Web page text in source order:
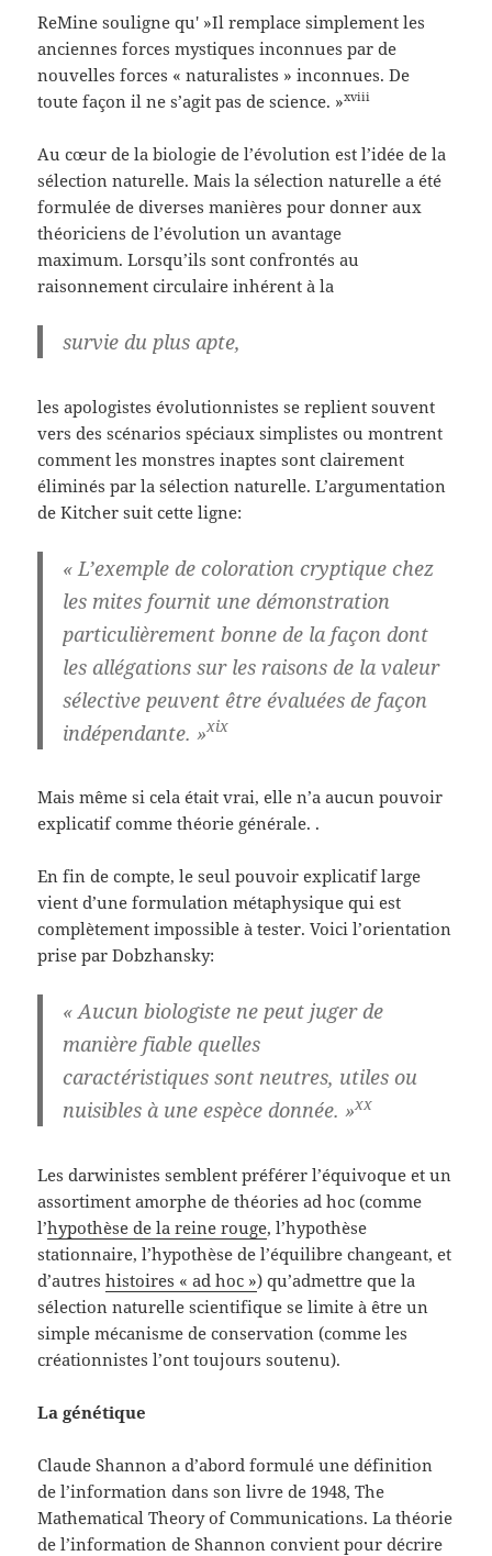
ReMine souligne qu' »Il remplace simplement les
anciennes forces mystiques inconnues par de
nouvelles forces « naturalistes » inconnues. De
toute façon il ne s’agit pas de science. »xviii
Au cœur de la biologie de l’évolution est l’idée de la
sélection naturelle. Mais la sélection naturelle a été
formulée de diverses manières pour donner aux
théoriciens de l’évolution un avantage
maximum. Lorsqu’ils sont confrontés au
raisonnement circulaire inhérent à la
survie du plus apte,
les apologistes évolutionnistes se replient souvent
vers des scénarios spéciaux simplistes ou montrent
comment les monstres inaptes sont clairement
éliminés par la sélection naturelle. L’argumentation
de Kitcher suit cette ligne:
« L’exemple de coloration cryptique chez
les mites fournit une démonstration
particulièrement bonne de la façon dont
les allégations sur les raisons de la valeur
sélective peuvent être évaluées de façon
indépendante. »xix
Mais même si cela était vrai, elle n’a aucun pouvoir
explicatif comme théorie générale. .
En fin de compte, le seul pouvoir explicatif large
vient d’une formulation métaphysique qui est
complètement impossible à tester. Voici l’orientation
prise par Dobzhansky:
« Aucun biologiste ne peut juger de
manière fiable quelles
caractéristiques sont neutres, utiles ou
nuisibles à une espèce donnée. »xx
Les darwinistes semblent préférer l’équivoque et un
assortiment amorphe de théories ad hoc (comme
l’hypothèse de la reine rouge, l’hypothèse
stationnaire, l’hypothèse de l’équilibre changeant, et
d’autreshistoires « ad hoc ») qu’admettre que la
sélection naturelle scientifique se limite à être un
simple mécanisme de conservation (comme les
créationnistes l’ont toujours soutenu).
La génétique
Claude Shannon a d’abord formulé une définition
de l’information dans son livre de 1948, The
Mathematical Theory of Communications. La théorie
de l’information de Shannon convient pour décrire